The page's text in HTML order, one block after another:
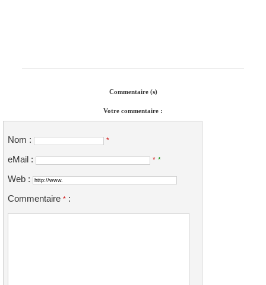
Commentaire (s)
Votre commentaire :
Nom : *
eMail : * *
Web :
Commentaire * :